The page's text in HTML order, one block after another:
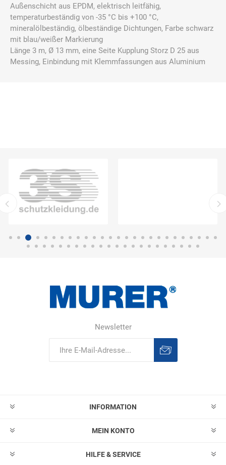
Außenschicht aus EPDM, elektrisch leitfähig,
temperaturbeständig von -35 °C bis +100 °C,
mineralölbeständig, ölbeständige Dichtungen, Farbe schwarz
mit blau/weißer Markierung
Länge 3 m, Ø 13 mm, eine Seite Kupplung Storz D 25 aus
Messing, Einbindung mit Klemmfassungen aus Aluminium
Newsletter
INFORMATION
MEIN KONTO
HILFE & SERVICE